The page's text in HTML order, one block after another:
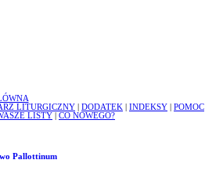
LITURGICZNY DODATEK INDEKSY
POMOC
LISTY CO NOWEGO?
Pallottinum